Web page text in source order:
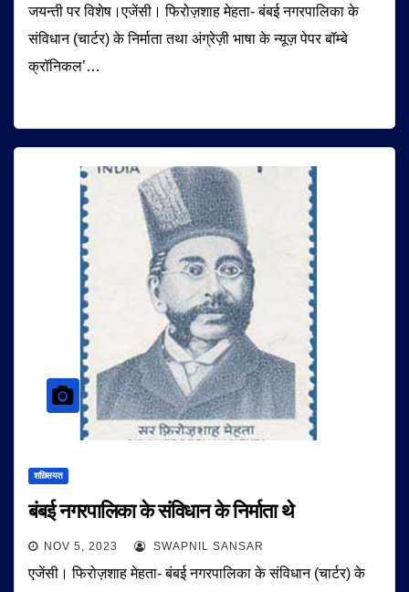
जयन्ती पर विशेष।एजेंसी। फिरोज़शाह मेहता- बंबई नगरपालिका के
संविधान (चार्टर) के निर्माता तथा अंग्रेज़ी भाषा के न्यूज़ पेपर बॉम्बे
क्रॉनिकल’…
शख़्सियत
बंबई नगरपालिका के संविधान के निर्माता थे
NOV 5, 2023 SWAPNIL SANSAR
एजेंसी। फिरोज़शाह मेहता- बंबई नगरपालिका के संविधान (चार्टर) के